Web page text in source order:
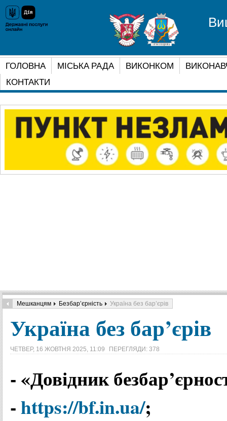
ГОЛОВНА МІСЬКА РАДА ВИКОНКОМ
КОНТАКТИ
Мешканцям Безбар’єрність Україна без бар’єрів
Україна без бар’єрів
ЧЕТВЕР, 16 ЖОВТНЯ 2025, 11:09 ПЕРЕГЛЯДИ: 378
- «Довідник
-https://bf.in.ua/;